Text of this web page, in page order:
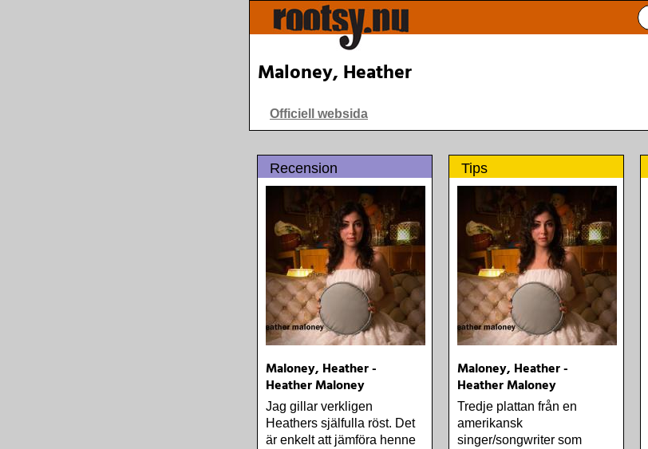
Maloney, Heather
Officiell websida
Recension
Maloney, Heather -
Heather Maloney
Jag gillar verkligen
Heathers själfulla röst. Det
är enkelt att jämföra henne
Tips
Maloney, Heather -
Heather Maloney
Tredje plattan från en
amerikansk
singer/songwriter som